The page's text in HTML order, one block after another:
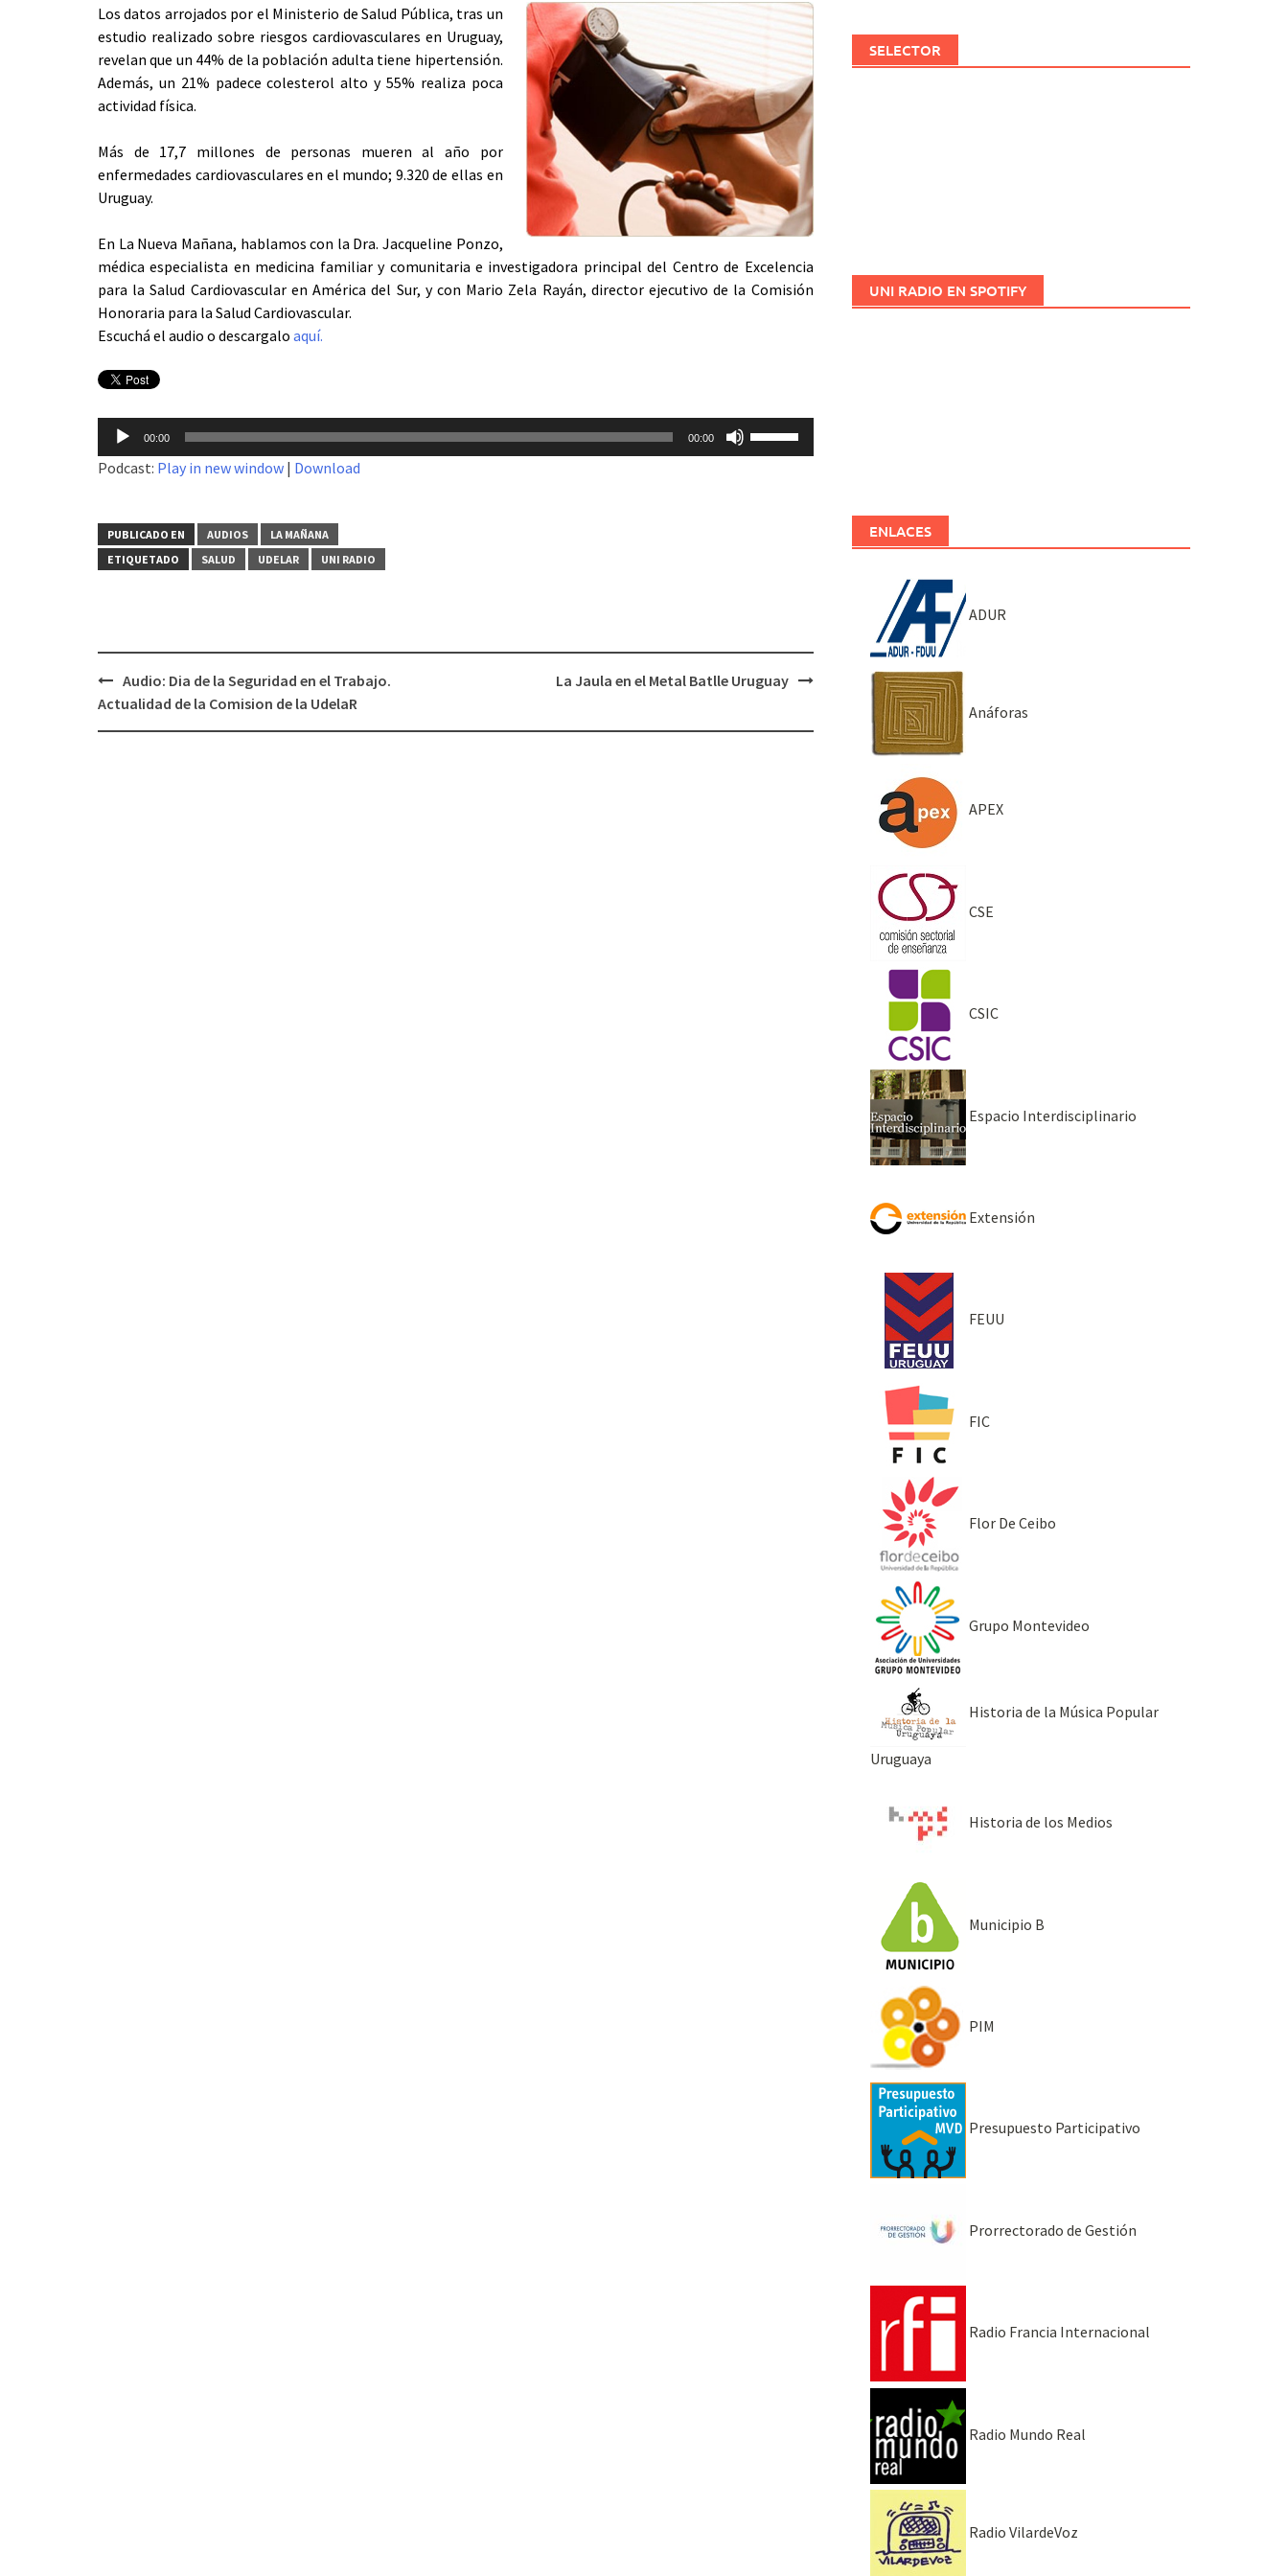
Los datos arrojados por el Ministerio de Salud Pública, tras un
estudio realizado sobre riesgos cardiovasculares en Uruguay,
revelan que un 44% de la población adulta tiene hipertensión.
Además, un 21% padece colesterol alto y 55% realiza poca
actividad física.
Más de 17,7 millones de personas mueren al año por
enfermedades cardiovasculares en el mundo; 9.320 de ellas en
Uruguay.
En La Nueva Mañana, hablamos con la Dra. Jacqueline Ponzo,
médica especialista en medicina familiar y comunitaria e investigadora principal del Centro de Excelencia
para la Salud Cardiovascular en América del Sur, y con Mario Zela Rayán, director ejecutivo de la Comisión
Honoraria para la Salud Cardiovascular.
Escuchá el audio o descargalo aquí.
Reproductor
de
audio
00:00 00:00
el
volumen.
Podcast: Play in new window | Download
PUBLICADO EN AUDIOS
LA MAÑANA
ETIQUETADO
SALUD UDELAR UNI RADIO
Navegación
Audio: Dia de la Seguridad en el Trabajo.
Actualidad de la Comision de la UdelaR
La Jaula en el Metal Batlle Uruguay
SELECTOR
UNI RADIO EN SPOTIFY
ENLACES
ADUR
Anáforas
APEX
CSE
CSIC
Espacio Interdisciplinario
Extensión
FEUU
FIC
Flor De Ceibo
Grupo Montevideo
Historia de la Música Popular
Uruguaya
Historia de los Medios
Municipio B
PIM
Presupuesto Participativo
Prorrectorado de Gestión
Radio Francia Internacional
Radio Mundo Real
Radio VilardeVoz